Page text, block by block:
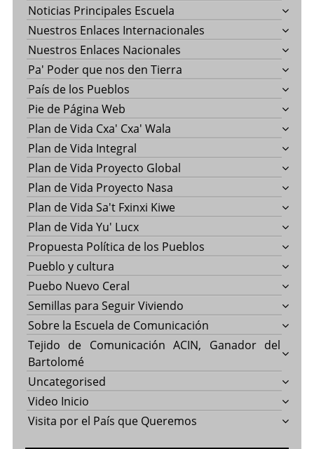
Noticias Principales Escuela
Nuestros Enlaces Internacionales
Nuestros Enlaces Nacionales
Pa' Poder que nos den Tierra
País de los Pueblos
Pie de Página Web
Plan de Vida Cxa' Cxa' Wala
Plan de Vida Integral
Plan de Vida Proyecto Global
Plan de Vida Proyecto Nasa
Plan de Vida Sa't Fxinxi Kiwe
Plan de Vida Yu' Lucx
Propuesta Política de los Pueblos
Pueblo y cultura
Puebo Nuevo Ceral
Semillas para Seguir Viviendo
Sobre la Escuela de Comunicación
Tejido de Comunicación ACIN, Ganador del
Bartolomé
Uncategorised
Video Inicio
Visita por el País que Queremos